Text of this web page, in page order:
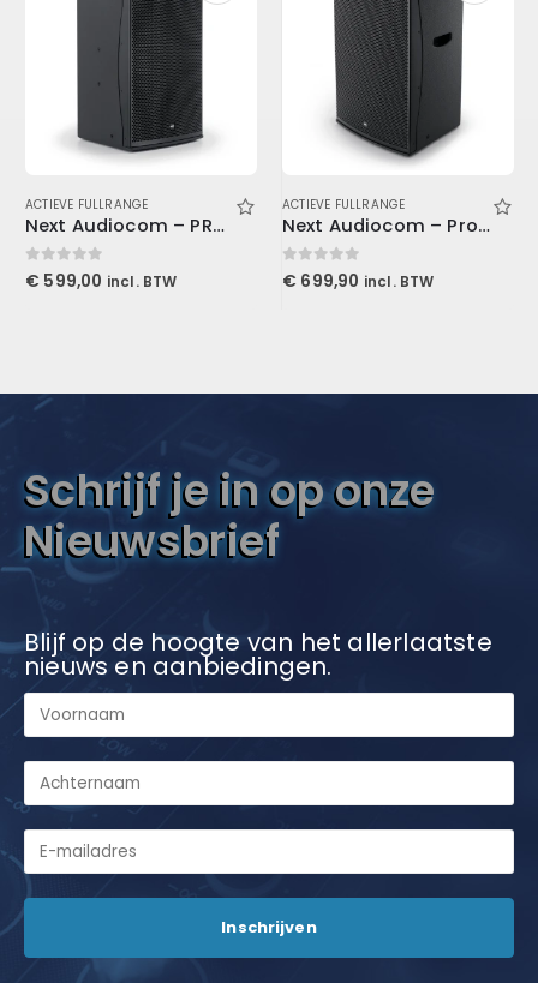
ACTIEVE FULLRANGE
Next Audiocom – PRO12A
0out of 5
€ 599,00 incl. BTW
ACTIEVE FULLRANGE
Next Audiocom – Pro15A
0out of 5
€ 699,90 incl. BTW
Schrijf je in op onze
Nieuwsbrief
Blijf op de hoogte van het allerlaatste
nieuws en aanbiedingen.